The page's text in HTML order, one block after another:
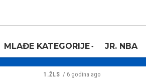
MLAĐE KATEGORIJE JR. NBA
1.ŽLS / 6 godina ago